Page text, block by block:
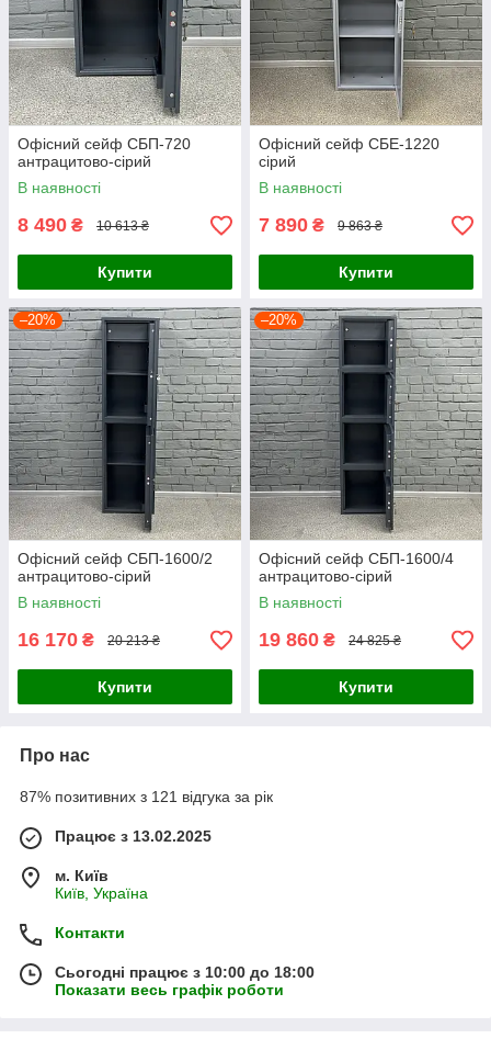
Офісний сейф CБП-720
антрацитово-сірий
В наявності
8 490 ₴ 10 613 ₴
Купити
Офісний сейф СБЕ-1220
сірий
В наявності
7 890 ₴ 9 863 ₴
Купити
–20%
Офісний сейф CБП-1600/2
антрацитово-сірий
В наявності
16 170 ₴ 20 213 ₴
Купити
–20%
Офісний сейф CБП-1600/4
антрацитово-сірий
В наявності
19 860 ₴ 24 825 ₴
Купити
Про нас
87% позитивних з 121 відгука за рік
Працює з 13.02.2025
м. Київ
Київ, Україна
Контакти
Сьогодні працює з 10:00 до 18:00
Показати весь графік роботи